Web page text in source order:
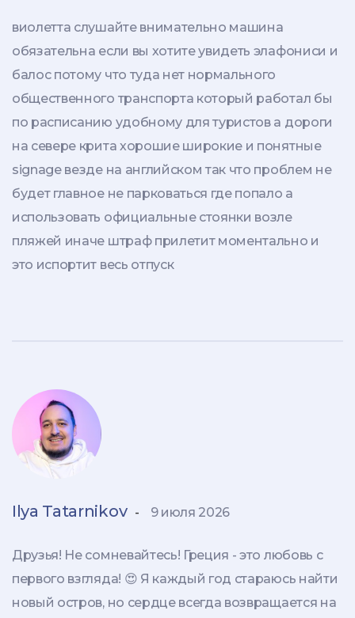
виолетта слушайте внимательно машина
обязательна если вы хотите увидеть элафониси и
балос потому что туда нет нормального
общественного транспорта который работал бы
по расписанию удобному для туристов а дороги
на севере крита хорошие широкие и понятные
signage везде на английском так что проблем не
будет главное не парковаться где попало а
использовать официальные стоянки возле
пляжей иначе штраф прилетит моментально и
это испортит весь отпуск
Ilya Tatarnikov - 9 июля 2026
Друзья! Не сомневайтесь! Греция - это любовь с
первого взгляда! 😍 Я каждый год стараюсь найти
новый остров, но сердце всегда возвращается на